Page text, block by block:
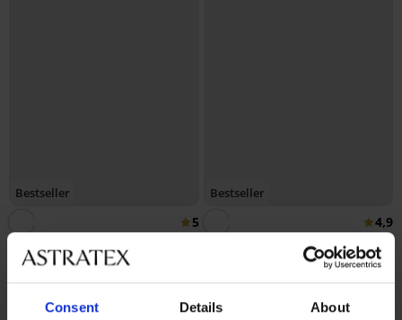
Consent Details About
Bestseller
5
New
49,99 €(97,77 лв.)
Bestseller
4,9
Сутиен Simplicity T-Shirt Bra
20,99 €(41,05 лв.)